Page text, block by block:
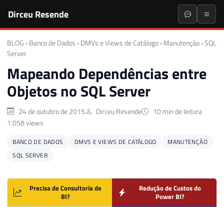
Dirceu Resende
BLOG › Banco de Dados › DMVs e Views de Catálogo › Manutenção ›SQL
Server
Mapeando Dependências entre
Objetos no SQL Server
24 de outubro de 2015 Dirceu Resende
10 min de leitura
1.058 views
BANCO DE DADOS DMVS E VIEWS DE CATÁLOGO
MANUTENÇÃO
SQL SERVER
Precisa de Consultoria de
BI?
Redução de Custos do
Power BI?